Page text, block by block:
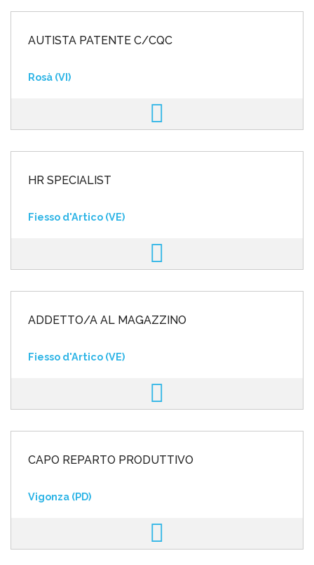
AUTISTA PATENTE C/CQC
Rosà (VI)
HR SPECIALIST
Fiesso d'Artico (VE)
ADDETTO/A AL MAGAZZINO
Fiesso d'Artico (VE)
CAPO REPARTO PRODUTTIVO
Vigonza (PD)